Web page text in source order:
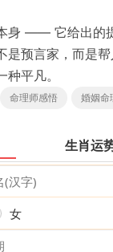
身 —— 它给出的
是预言家，而是
平凡。
命理师感悟 婚姻命
生肖运
女